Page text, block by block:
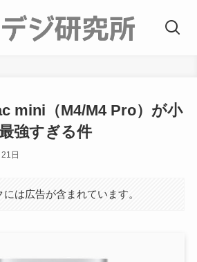
mini（M4/M4 Pro）が小
強すぎる件
日
は広告が含まれています。